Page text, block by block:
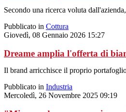
Secondo una ricerca voluta
Pubblicato in Cottura
Giovedì, 08 Gennaio 2026 15:27
Dreame amplia l'offerta di
Il brand arricchisce il proprio
Pubblicato in Industria
Mercoledì, 26 Novembre 2025 09:19